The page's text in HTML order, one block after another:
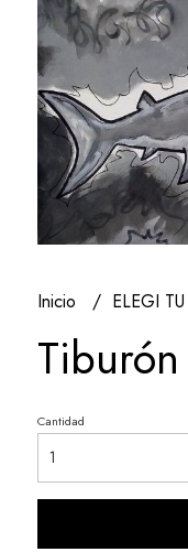
Inicio ELEGI
Cantidad